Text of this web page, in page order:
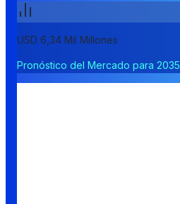
USD 6,34 Mil Millones
Pronóstico del Mercado para 2035